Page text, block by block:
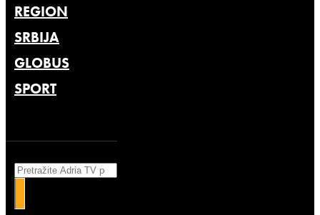
REGION
SRBIJA
GLOBUS
SPORT